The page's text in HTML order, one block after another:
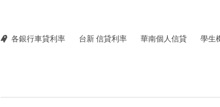
各銀行車貸利率 台新 信貸利率 華南個人信貸 學生